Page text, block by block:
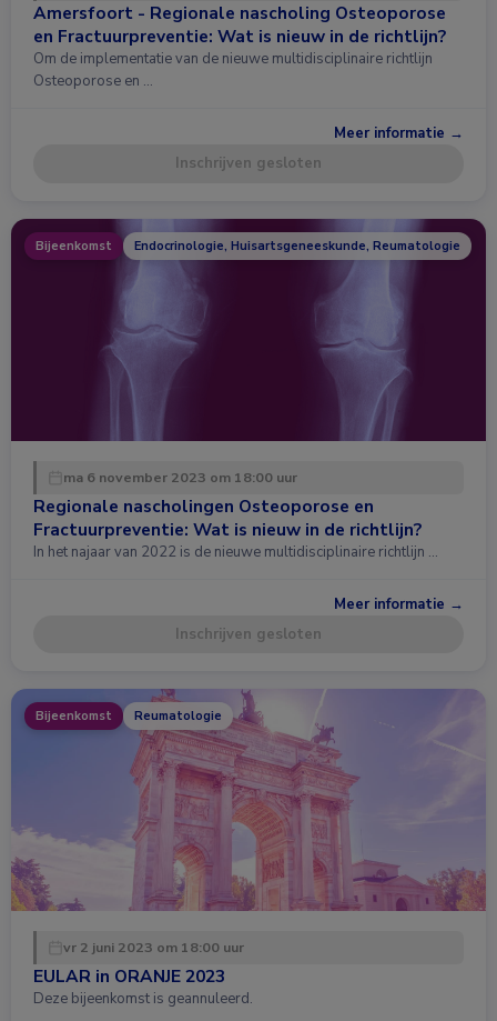
Amersfoort - Regionale nascholing Osteoporose
en Fractuurpreventie: Wat is nieuw in de richtlijn?
Om de implementatie van de nieuwe multidisciplinaire richtlijn
Osteoporose en …
Meer informatie →
Inschrijven gesloten
Bijeenkomst Endocrinologie, Huisartsgeneeskunde, Reumatologie
ma 6 november 2023 om 18:00 uur
Regionale nascholingen Osteoporose en
Fractuurpreventie: Wat is nieuw in de richtlijn?
In het najaar van 2022 is de nieuwe multidisciplinaire richtlijn …
Meer informatie →
Inschrijven gesloten
Bijeenkomst Reumatologie
vr 2 juni 2023 om 18:00 uur
EULAR in ORANJE 2023
Deze bijeenkomst is geannuleerd.